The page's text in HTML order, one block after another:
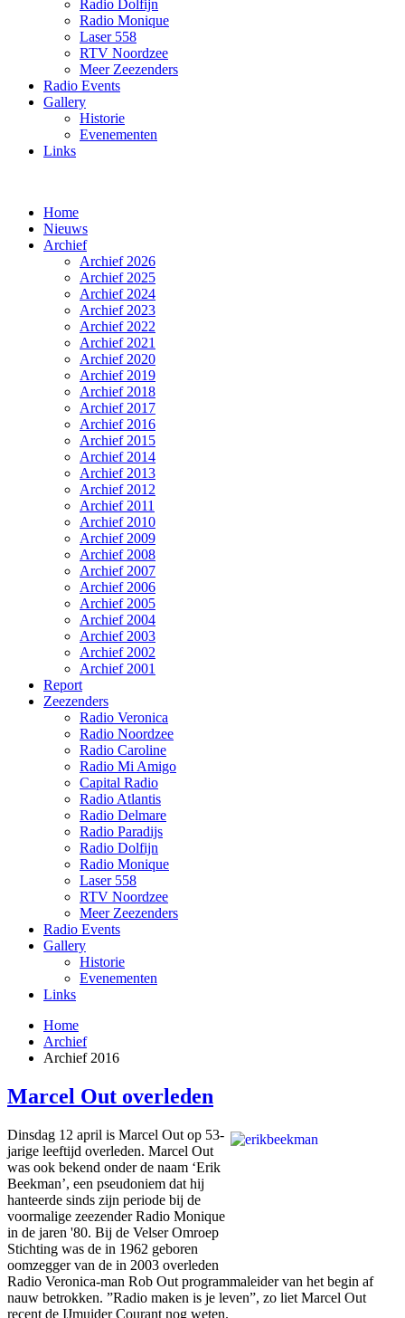
Radio Dolfijn
Radio Monique
Laser 558
RTV Noordzee
Meer Zeezenders
Radio Events
Gallery
Historie
Evenementen
Links
Home
Nieuws
Archief
Archief 2026
Archief 2025
Archief 2024
Archief 2023
Archief 2022
Archief 2021
Archief 2020
Archief 2019
Archief 2018
Archief 2017
Archief 2016
Archief 2015
Archief 2014
Archief 2013
Archief 2012
Archief 2011
Archief 2010
Archief 2009
Archief 2008
Archief 2007
Archief 2006
Archief 2005
Archief 2004
Archief 2003
Archief 2002
Archief 2001
Report
Zeezenders
Radio Veronica
Radio Noordzee
Radio Caroline
Radio Mi Amigo
Capital Radio
Radio Atlantis
Radio Delmare
Radio Paradijs
Radio Dolfijn
Radio Monique
Laser 558
RTV Noordzee
Meer Zeezenders
Radio Events
Gallery
Historie
Evenementen
Links
Home
Archief
Archief 2016
Marcel Out overleden
Dinsdag 12 april is Marcel Out op 53-
jarige leeftijd overleden. Marcel Out
was ook bekend onder de naam ‘Erik
Beekman’, een pseudoniem dat hij
hanteerde sinds zijn periode bij de
voormalige zeezender Radio Monique
in de jaren '80. Bij de Velser Omroep
Stichting was de in 1962 geboren
oomzegger van de in 2003 overleden
Radio Veronica-man Rob Out programmaleider van het begin af
nauw betrokken. ”Radio maken is je leven”, zo liet Marcel Out
recent de IJmuider Courant nog weten.